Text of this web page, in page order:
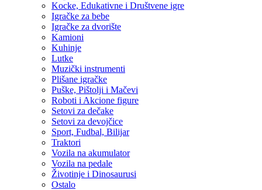
Kocke, Edukativne i Društvene igre
Igračke za bebe
Igračke za dvorište
Kamioni
Kuhinje
Lutke
Muzički instrumenti
Plišane igračke
Puške, Pištolji i Mačevi
Roboti i Akcione figure
Setovi za dečake
Setovi za devojčice
Sport, Fudbal, Bilijar
Traktori
Vozila na akumulator
Vozila na pedale
Životinje i Dinosaurusi
Ostalo